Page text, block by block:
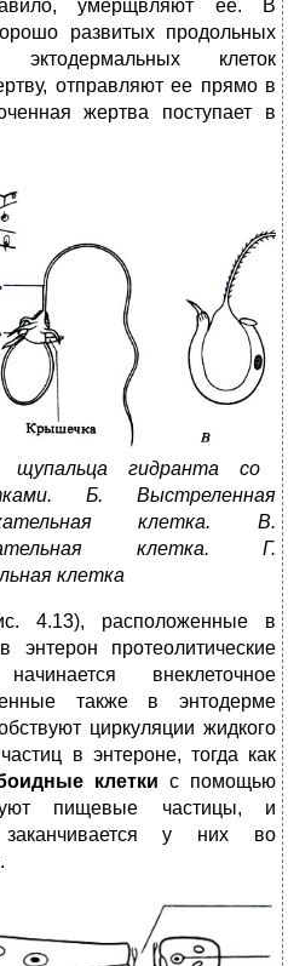
умерщвляют ее. В
развитых продольных
эктодермальных клеток
отправляют ее прямо в
жертва поступает в
гидранта со
Б. Выстреленная
клетка. В.
клетка. Г.
клетка
4.13), расположенные в
энтерон протеолитические
внеклеточное
также в энтодерме
циркуляции жидкого
в энтероне, тогда как
клетки с помощью
пищевые частицы, и
у них во